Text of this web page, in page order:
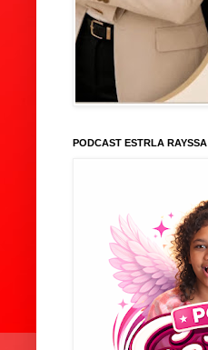
PODCAST ESTRLA RAYSSA